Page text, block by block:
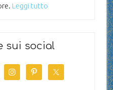
Leggi tutto
sui social